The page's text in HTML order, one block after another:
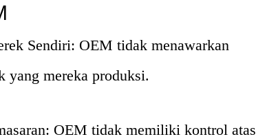
Sendiri: OEM tidak menawarkan
yang mereka produksi.
OEM tidak memiliki kontrol atas